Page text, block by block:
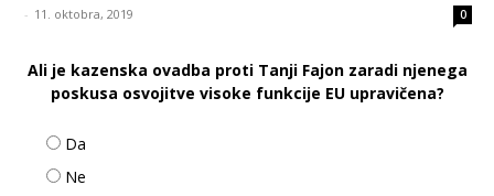
- 11. oktobra, 2019 0
Ali je kazenska ovadba proti Tanji Fajon zaradi njenega
poskusa osvojitve visoke funkcije EU upravičena?
Da
Ne